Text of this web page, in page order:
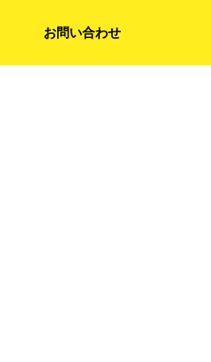
お問い合わせ